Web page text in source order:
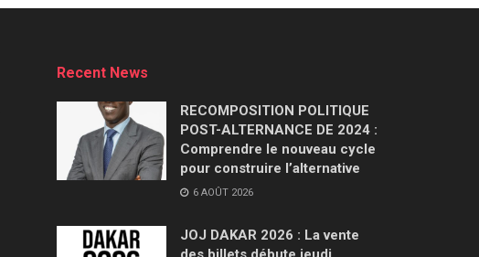
Recent News
RECOMPOSITION POLITIQUE
POST-ALTERNANCE DE 2024 :
Comprendre le nouveau cycle
pour construire l’alternative
6 AOÛT 2026
JOJ DAKAR 2026 : La vente